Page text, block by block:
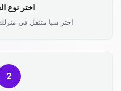
اختر نوع
اختر سبا متنقل في
2